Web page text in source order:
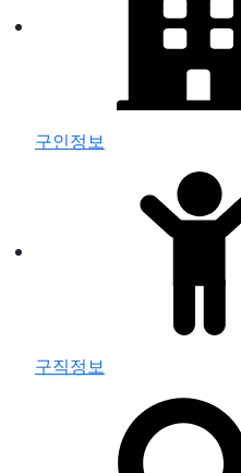
구인정보
구직정보